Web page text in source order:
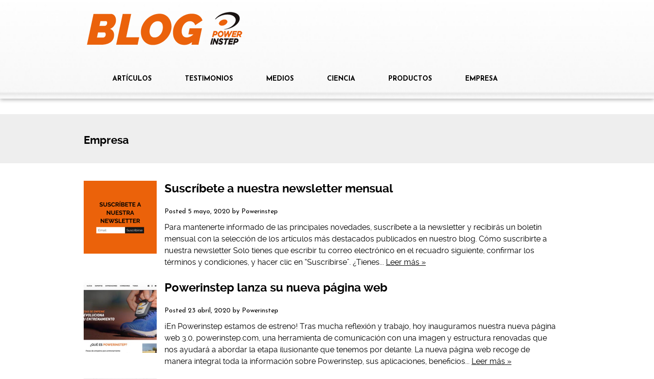
ARTÍCULOS TESTIMONIOS MEDIOS CIENCIA PRODUCTOS EMPRESA
Empresa
Suscríbete a nuestra newsletter mensual
Posted 5 mayo, 2020 by Powerinstep
Para mantenerte informado de las principales novedades, suscríbete a la newsletter y recibirás un boletín
mensual con la selección de los artículos más destacados publicados en nuestro blog. Cómo suscribirte a
nuestra newsletter Solo tienes que escribir tu correo electrónico en el recuadro siguiente, confirmar los
términos y condiciones, y hacer clic en “Suscribirse”. ¿Tienes... Leer más »
Powerinstep lanza su nueva página web
Posted 23 abril, 2020 by Powerinstep
¡En Powerinstep estamos de estreno! Tras mucha reflexión y trabajo, hoy inauguramos nuestra nueva página
web 3.0, powerinstep.com, una herramienta de comunicación con una imagen y estructura renovadas que
nos ayudará a abordar la etapa ilusionante que tenemos por delante. La nueva página web recoge de
manera integral toda la información sobre Powerinstep, sus aplicaciones, beneficios... Leer más »